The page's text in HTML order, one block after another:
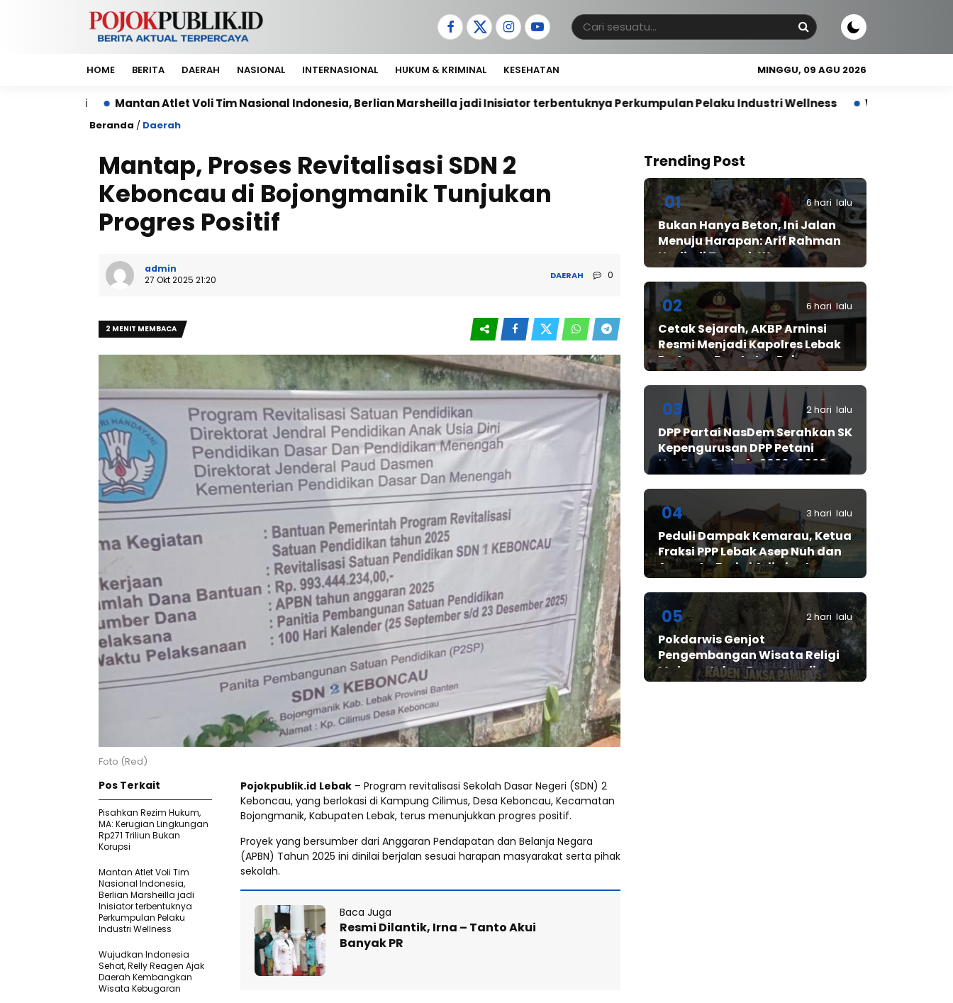
HOME BERITA DAERAH NASIONAL INTERNASIONAL HUKUM & KRIMINAL KESEHATAN MINGGU, 09 AGU 2026
Mantan Atlet Voli Tim Nasional Indonesia, Berlian Marsheilla jadi Inisiator terbentuknya Perkumpulan Pelaku Industri Wellness Wujudkan Indonesia Sehat,
Beranda / Daerah
Mantap, Proses Revitalisasi SDN 2
Keboncau di Bojongmanik Tunjukan
Progres Positif
admin
27 Okt 2025 21:20
DAERAH 0
2 MENIT MEMBACA
Foto (Red)
Pojokpublik.id Lebak – Program revitalisasi Sekolah Dasar Negeri (SDN) 2
Keboncau, yang berlokasi di Kampung Cilimus, Desa Keboncau, Kecamatan
Bojongmanik, Kabupaten Lebak, terus menunjukkan progres positif.
Proyek yang bersumber dari Anggaran Pendapatan dan Belanja Negara
(APBN) Tahun 2025 ini dinilai berjalan sesuai harapan masyarakat serta pihak
sekolah.
Baca Juga
Resmi Dilantik, Irna – Tanto Akui
Banyak PR
Pos Terkait
Pisahkan Rezim Hukum,
MA: Kerugian Lingkungan
Rp271 Triliun Bukan
Korupsi
Mantan Atlet Voli Tim
Nasional Indonesia,
Berlian Marsheilla jadi
Inisiator terbentuknya
Perkumpulan Pelaku
Industri Wellness
Wujudkan Indonesia
Sehat, Relly Reagen Ajak
Daerah Kembangkan
Wisata Kebugaran
Trending Post
01 6 hari lalu
Bukan Hanya Beton, Ini Jalan
Menuju Harapan: Arif Rahman
Hadir di Tengah Warga
Cibadak
02 6 hari lalu
Cetak Sejarah, AKBP Arninsi
Resmi Menjadi Kapolres Lebak
Pertama Berstatus Polwan
03 2 hari lalu
DPP Partai NasDem Serahkan SK
Kepengurusan DPP Petani
NasDem Periode 2026–2029,
Arif Rahman, S.H. Resmi Pimpin
Nasdem
04 3 hari lalu
Peduli Dampak Kemarau, Ketua
Fraksi PPP Lebak Asep Nuh dan
Anggota Fraksi Adiwinata
Kusuma Salurkan Bantuan Air
Bersih untuk Warga
Bintangresm
05 2 hari lalu
Pokdarwis Genjot
Pengembangan Wisata Religi
Makam Jaksa Pamutus di
Lebak